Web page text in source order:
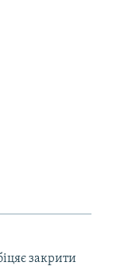
закрити